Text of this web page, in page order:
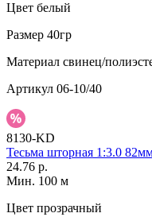
Цвет белый
Размер 40гр
Материал свинец/
Артикул 06-10/40
8130-KD
Тесьма шторная 1:3.0
24.76 р.
Мин. 100 м
Цвет прозрачный